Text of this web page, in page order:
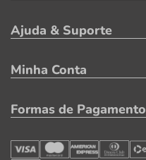
Ajuda & Suporte
Minha Conta
Formas de Pagamento